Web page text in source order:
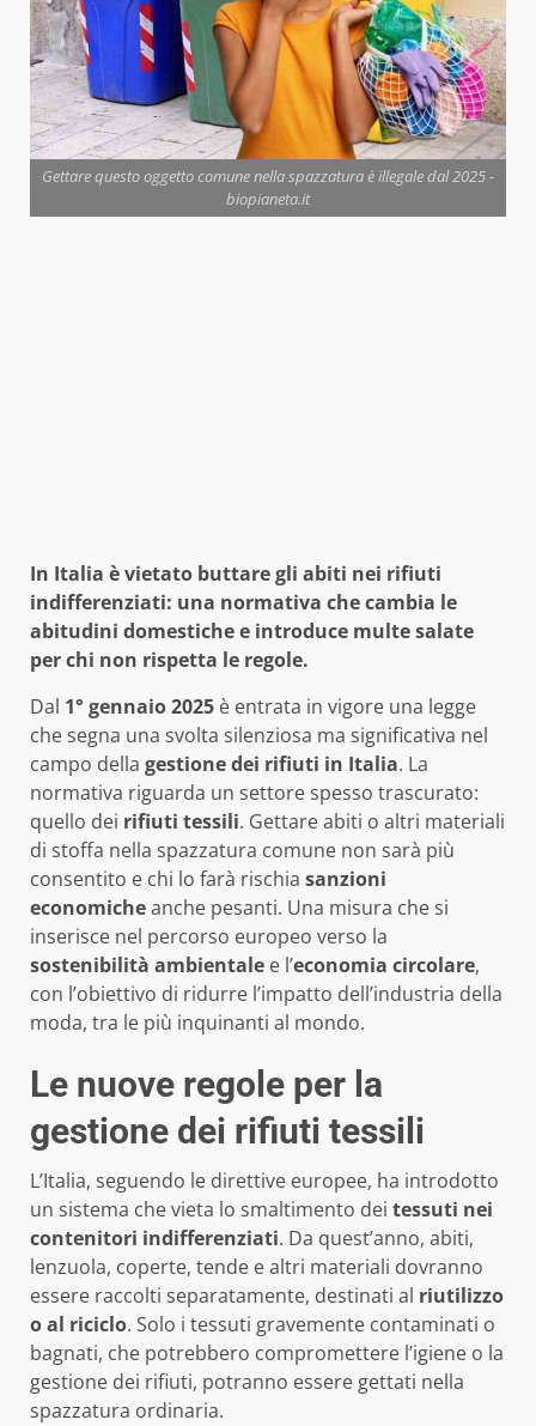
Gettare questo oggetto comune nella spazzatura è illegale dal 2025 -
biopianeta.it
In Italia è vietato buttare gli abiti nei rifiuti
indifferenziati: una normativa che cambia le
abitudini domestiche e introduce multe salate
per chi non rispetta le regole.
Dal 1° gennaio 2025 è entrata in vigore una legge
che segna una svolta silenziosa ma significativa nel
campo della gestione dei rifiuti in Italia. La
normativa riguarda un settore spesso trascurato:
quello dei rifiuti tessili. Gettare abiti o altri materiali
di stoffa nella spazzatura comune non sarà più
consentito e chi lo farà rischia sanzioni
economicheanche pesanti. Una misura che si
inserisce nel percorso europeo verso la
sostenibilità ambientale e l’economia circolare,
con l’obiettivo di ridurre l’impatto dell’industria della
moda, tra le più inquinanti al mondo.
Le nuove regole per la
gestione dei rifiuti tessili
L’Italia, seguendo le direttive europee, ha introdotto
un sistema che vieta lo smaltimento dei tessuti nei
contenitori indifferenziati. Da quest’anno, abiti,
lenzuola, coperte, tende e altri materiali dovranno
essere raccolti separatamente, destinati al riutilizzo
o al riciclo. Solo i tessuti gravemente contaminati o
bagnati, che potrebbero compromettere l’igiene o la
gestione dei rifiuti, potranno essere gettati nella
spazzatura ordinaria.